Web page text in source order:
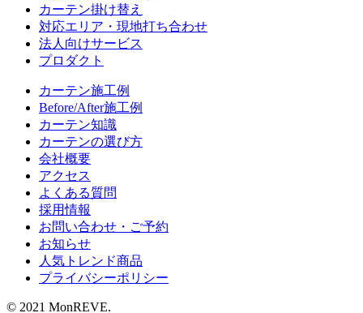
カーテン掛け替え
対応エリア・現地打ち合わせ
法人向けサービス
プロダクト
カーテン施工例
Before/After施工例
カーテン知識
カーテンの選び方
会社概要
アクセス
よくある質問
採用情報
お問い合わせ・ご予約
お知らせ
人気トレンド商品
プライバシーポリシー
© 2021 MonREVE.